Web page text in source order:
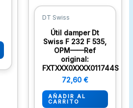
DT Swiss
Útil damper Dt
Swiss F 232 F 535,
OPM——Ref
original:
FXTXXX0XXXX011744S
72,60 €
AÑADIR AL
CARRITO